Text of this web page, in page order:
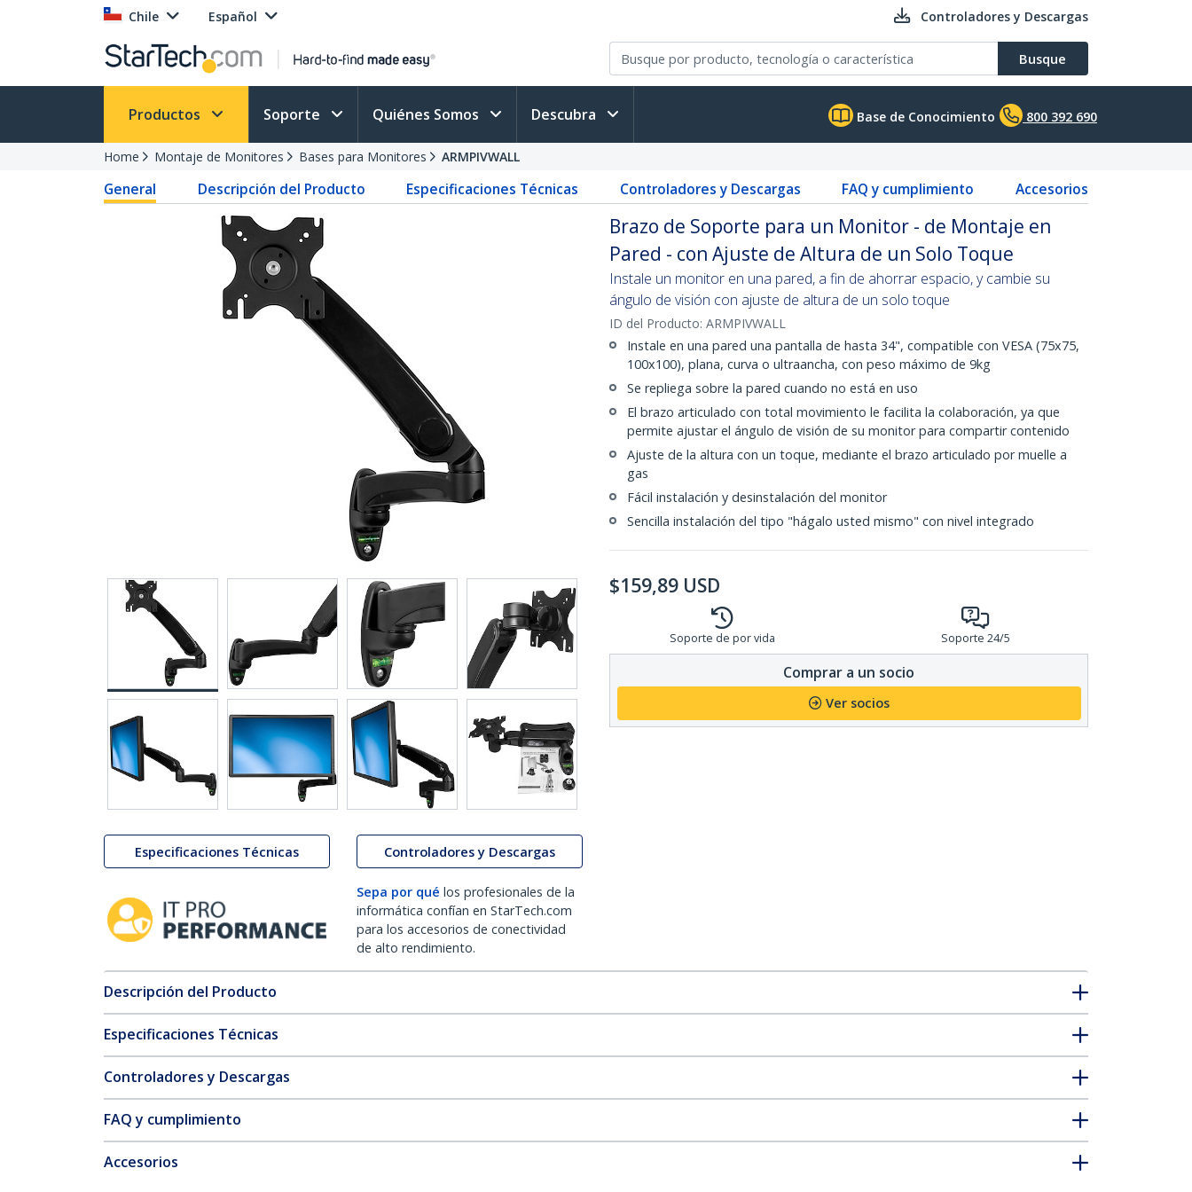
Chile Español Controladores y Descargas
Busque
Productos Soporte Quiénes Somos Descubra Base de Conocimiento 800 392 690
Home Montaje de Monitores Bases para Monitores ARMPIVWALL
General Descripción del Producto Especificaciones Técnicas Controladores y Descargas FAQ y cumplimiento Accesorios
Especificaciones Técnicas Controladores y Descargas
Sepa por qué los profesionales de la
informática confían en StarTech.com
para los accesorios de conectividad
de alto rendimiento.
Brazo de Soporte para un Monitor - de Montaje en
Pared - con Ajuste de Altura de un Solo Toque
Instale un monitor en una pared, a fin de ahorrar espacio, y cambie su
ángulo de visión con ajuste de altura de un solo toque
ID del Producto: ARMPIVWALL
Instale en una pared una pantalla de hasta 34", compatible con VESA (75x75,
100x100), plana, curva o ultraancha, con peso máximo de 9kg
Se repliega sobre la pared cuando no está en uso
El brazo articulado con total movimiento le facilita la colaboración, ya que
permite ajustar el ángulo de visión de su monitor para compartir contenido
Ajuste de la altura con un toque, mediante el brazo articulado por muelle a
gas
Fácil instalación y desinstalación del monitor
Sencilla instalación del tipo "hágalo usted mismo" con nivel integrado
$159,89 USD
Soporte de por vida Soporte 24/5
Comprar a un socio
Ver socios
Descripción del Producto
Especificaciones Técnicas
Controladores y Descargas
FAQ y cumplimiento
Accesorios